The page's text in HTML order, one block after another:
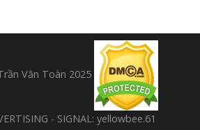
Văn Toàn 2025
- SIGNAL: yellowbee.61